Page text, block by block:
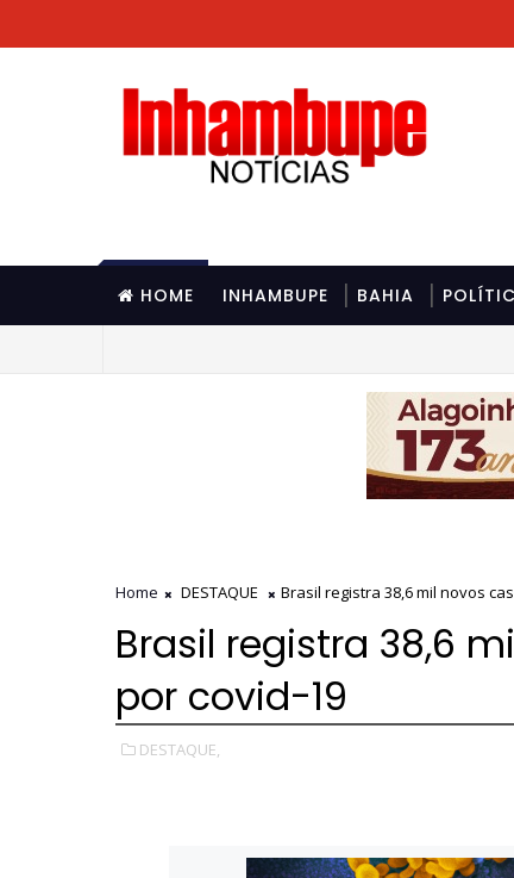
HOME INHAMBUPE BAHIA
Home DESTAQUE Brasil registra 38,6 mil novos
Brasil registra 38,6
por covid-19
DESTAQUE,